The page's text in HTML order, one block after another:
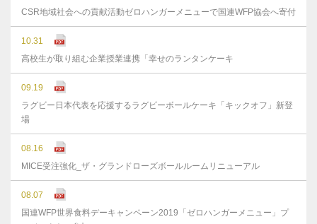
CSR地域社会への貢献活動ゼロハンガーメニューで国連WFP協会へ寄付
10.31
高校生が取り組む企業授業連携「幸せのランタンケーキ
09.19
ラグビー日本代表を応援するラグビーボールケーキ「キックオフ」新登
場
08.16
MICE受注強化_ザ・グランドローズボールルームリニューアル
08.07
国連WFP世界食料デーキャンペーン2019「ゼロハンガーメニュー」プ